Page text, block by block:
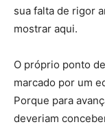
sua falta de rigor
mostrar aqui.
O próprio ponto
marcado por um
Porque para
deveriam